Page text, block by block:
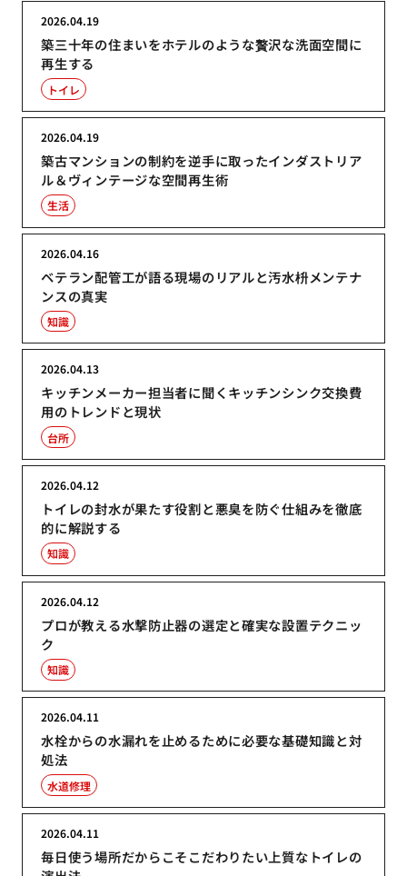
築三十年の住まいをホテルのような贅沢な洗面空間に
再生する
2026.04.19
トイレ
築古マンションの制約を逆手に取ったインダストリア
ル＆ヴィンテージな空間再生術
2026.04.19
生活
ベテラン配管工が語る現場のリアルと汚水枡メンテナ
ンスの真実
2026.04.16
知識
キッチンメーカー担当者に聞くキッチンシンク交換費
用のトレンドと現状
2026.04.13
台所
トイレの封水が果たす役割と悪臭を防ぐ仕組みを徹底
的に解説する
2026.04.12
知識
プロが教える水撃防止器の選定と確実な設置テクニッ
ク
2026.04.12
知識
水栓からの水漏れを止めるために必要な基礎知識と対
処法
2026.04.11
水道修理
毎日使う場所だからこそこだわりたい上質なトイレの
2026.04.11